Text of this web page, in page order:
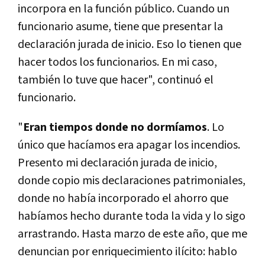
incorpora en la función público. Cuando un
funcionario asume, tiene que presentar la
declaración jurada de inicio. Eso lo tienen que
hacer todos los funcionarios. En mi caso,
también lo tuve que hacer", continuó el
funcionario.
"Eran tiempos donde no dormíamos. Lo
único que hacíamos era apagar los incendios.
Presento mi declaración jurada de inicio,
donde copio mis declaraciones patrimoniales,
donde no había incorporado el ahorro que
habíamos hecho durante toda la vida y lo sigo
arrastrando. Hasta marzo de este año, que me
denuncian por enriquecimiento ilícito: hablo